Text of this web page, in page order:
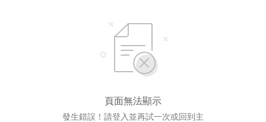
頁面無法顯示
發生錯誤！請登入並再試一次或回到主